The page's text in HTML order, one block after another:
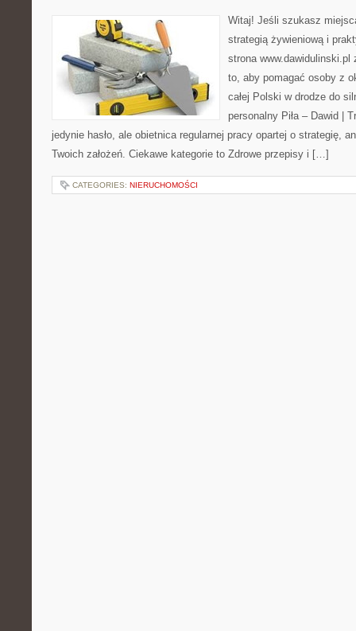
Witaj! Jeśli szukasz
strategią żywieniową i
strona www.dawidulinski.pl
to, aby pomagać osoby z
całej Polski w drodze do
personalny Piła – Dawid |
jedynie hasło, ale obietnica regularnej pracy opartej o strategię,
Twoich założeń. Ciekawe kategorie to Zdrowe przepisy i […]
CATEGORIES: NIERUCHOMOŚCI